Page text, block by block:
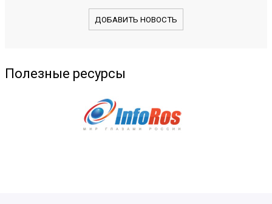
ДОБАВИТЬ НОВОСТЬ
Полезные ресурсы